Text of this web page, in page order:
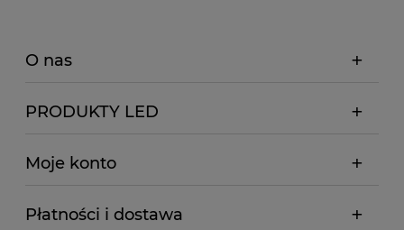
O nas
PRODUKTY LED
Moje konto
Płatności i dostawa